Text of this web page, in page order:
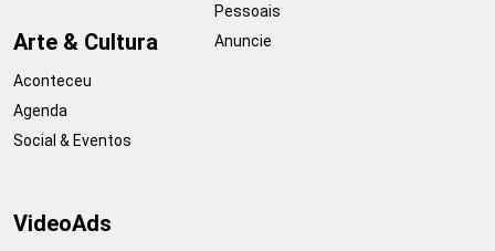
Arte & Cultura
Aconteceu
Agenda
Social & Eventos
Pessoais
Anuncie
VideoAds